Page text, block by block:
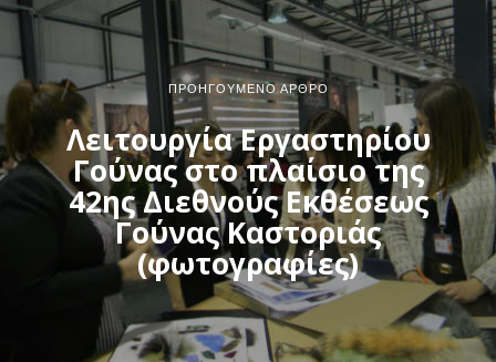
ΠΡΟΗΓΟΎΜΕΝΟ ΆΡΘΡΟ
Λειτουργία Εργαστηρίου
Γούνας στο πλαίσιο της
42ης Διεθνούς Εκθέσεως
Γούνας Καστοριάς
(φωτογραφίες)